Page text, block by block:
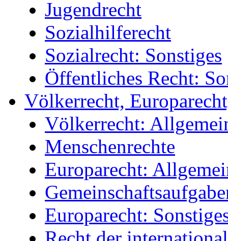
Jugendrecht
Sozialhilferecht
Sozialrecht: Sonstiges
Öffentliches Recht:
Völkerrecht,
Völkerrecht:
Menschenrechte
Europarecht:
Europarecht: